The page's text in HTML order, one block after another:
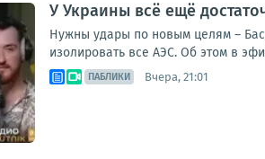
У Украины всё ещё
Нужны удары по новым целям –
изолировать все АЭС. Об этом в
ПАБЛИКИ Вчера, 21:01